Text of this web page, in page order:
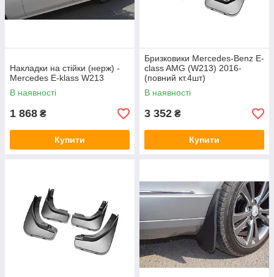
Накладки на стійки (нерж) -
Mercedes E-klass W213
В наявності
1 868 ₴
Купити
Бризковики Mercedes-Benz E-
class AMG (W213) 2016-
(повний кт.4шт)
В наявності
3 352 ₴
Купити